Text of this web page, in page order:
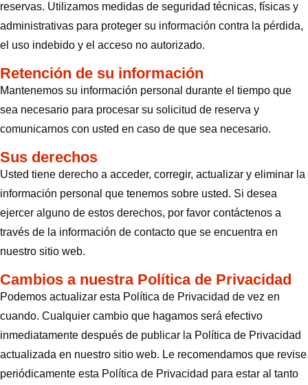
reservas. Utilizamos medidas de seguridad técnicas, físicas y
administrativas para proteger su información contra la pérdida,
el uso indebido y el acceso no autorizado.
Retención de su información
Mantenemos su información personal durante el tiempo que
sea necesario para procesar su solicitud de reserva y
comunicarnos con usted en caso de que sea necesario.
Sus derechos
Usted tiene derecho a acceder, corregir, actualizar y eliminar la
información personal que tenemos sobre usted. Si desea
ejercer alguno de estos derechos, por favor contáctenos a
través de la información de contacto que se encuentra en
nuestro sitio web.
Cambios a nuestra Política de Privacidad
Podemos actualizar esta Política de Privacidad de vez en
cuando. Cualquier cambio que hagamos será efectivo
inmediatamente después de publicar la Política de Privacidad
actualizada en nuestro sitio web. Le recomendamos que revise
periódicamente esta Política de Privacidad para estar al tanto